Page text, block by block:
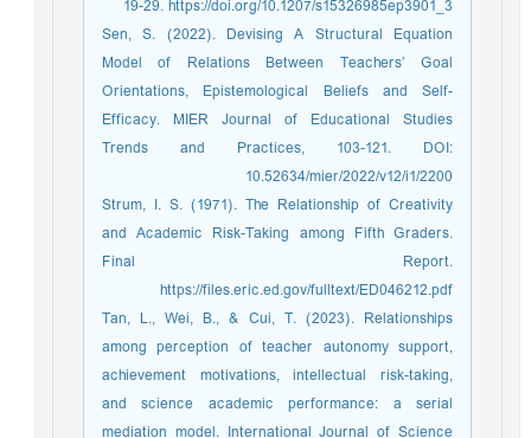
19-29. https://doi.org/10.1207/s15326985ep3901_3
Sen, S. (2022). Devising A Structural Equation
Model of Relations Between Teachers’ Goal
Orientations, Epistemological Beliefs and Self-
Efficacy. MIER Journal of Educational Studies
Trends and Practices, 103-121. DOI:
10.52634/mier/2022/v12/i1/2200
Strum, I. S. (1971). The Relationship of Creativity
and Academic Risk-Taking among Fifth Graders.
Final Report.
https://files.eric.ed.gov/fulltext/ED046212.pdf
Tan, L., Wei, B., & Cui, T. (2023). Relationships
among perception of teacher autonomy support,
achievement motivations, intellectual risk-taking,
and science academic performance: a serial